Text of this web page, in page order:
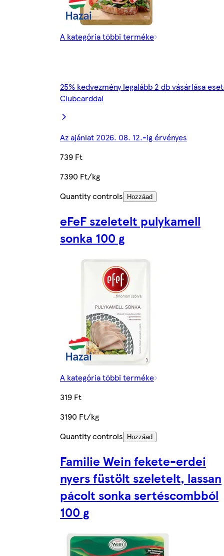
A kategória többi terméke
25% kedvezmény legalább 2 db vásárlása
Clubcarddal
Az ajánlat 2026. 08. 12.-ig érvényes
739 Ft
7390 Ft/kg
Quantity controls
Hozzáad
eFeF szeletelt pulykamell
sonka 100 g
A kategória többi terméke
319 Ft
3190 Ft/kg
Quantity controls
Hozzáad
Familie Wein fekete-erdei
nyers füstölt szeletelt, lassan
pácolt sonka sertéscombból
100 g